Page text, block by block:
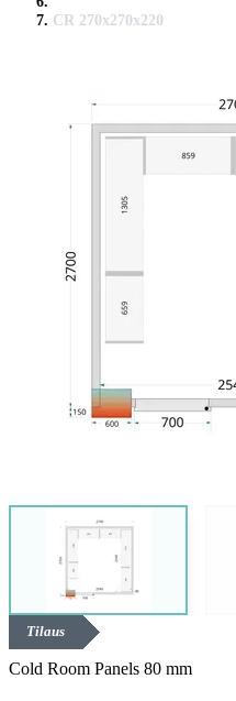
CR 270x270x220
Tilaus
Cold Room Panels 80 mm